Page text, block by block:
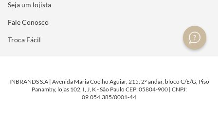
Seja um lojista
Fale Conosco
Troca Fácil
INBRANDS S.A | Avenida Maria Coelho Aguiar, 215, 2º andar, bloco C/E/G, Piso
Panamby, lojas 102, I, J, K - São Paulo CEP: 05804-900 | CNPJ:
09.054.385/0001-44